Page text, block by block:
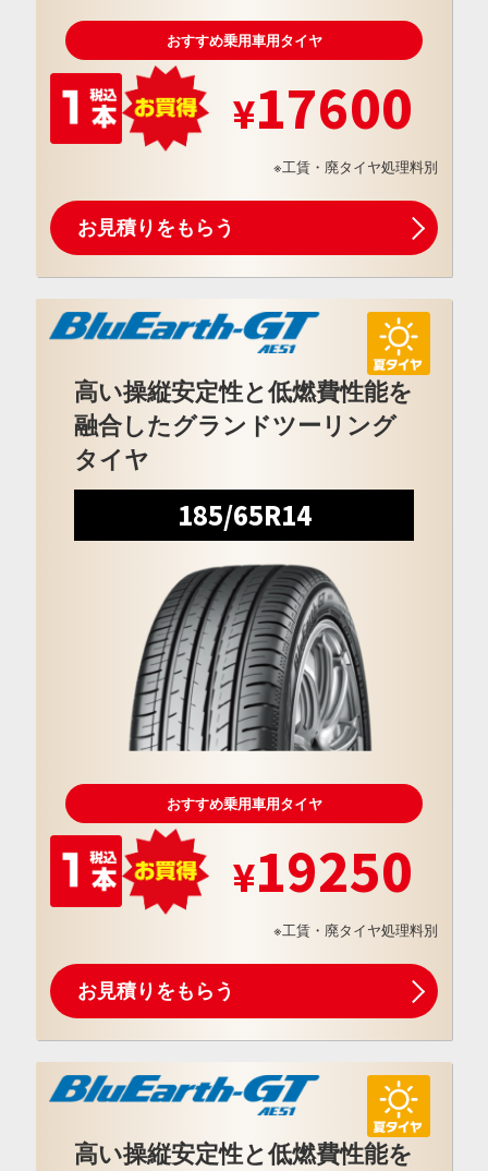
おすすめ乗用車用タイヤ
17600
※工賃・廃タイヤ処理料別
お見積りをもらう
高い操縦安定性と低燃費性能を
融合したグランドツーリング
タイヤ
185/65R14
おすすめ乗用車用タイヤ
19250
※工賃・廃タイヤ処理料別
お見積りをもらう
高い操縦安定性と低燃費性能を